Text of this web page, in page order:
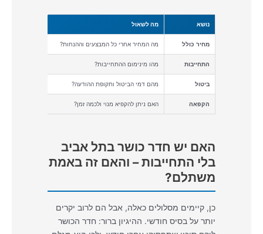
נושא מה לשאול
מחיר כולל מה המחיר אחרי כל המבצעים וההנחות?
התחייבות מהו מינימום ההתחייבות?
ביטול מהם דמי הביטול ותקופת ההודעה?
הקפאה האם ניתן להקפיא מנוי ולכמה זמן?
האם יש חדר כושר בתל אביב
בלי התחייבות – והאם זה באמת
משתלם?
כן, קיימים מסלולים כאלה, אבל הם לרוב יקרים
יותר על בסיס חודשי. ההיגיון ברור: חדר הכושר